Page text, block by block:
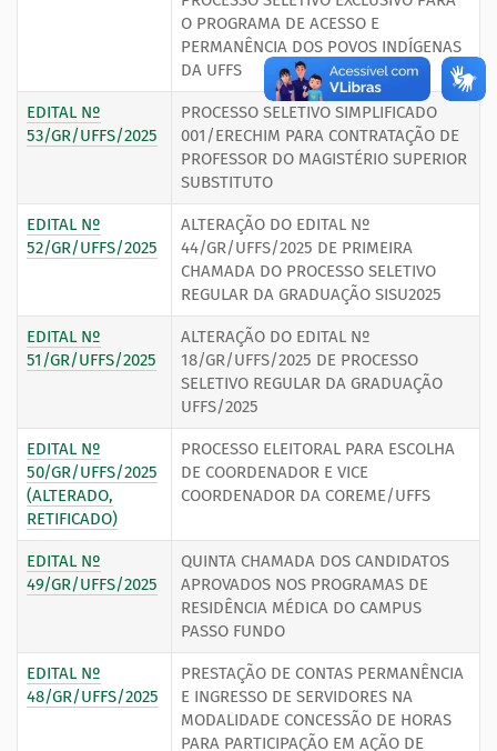
O PROGRAMA DE ACESSO E
PERMANÊNCIA DOS POVOS INDÍGENAS
DA UFFS
EDITAL Nº
53/GR/UFFS/2025
PROCESSO SELETIVO SIMPLIFICADO
001/ERECHIM PARA CONTRATAÇÃO DE
PROFESSOR DO MAGISTÉRIO SUPERIOR
SUBSTITUTO
EDITAL Nº
52/GR/UFFS/2025
ALTERAÇÃO DO EDITAL Nº
44/GR/UFFS/2025 DE PRIMEIRA
CHAMADA DO PROCESSO SELETIVO
REGULAR DA GRADUAÇÃO SISU2025
EDITAL Nº
51/GR/UFFS/2025
ALTERAÇÃO DO EDITAL Nº
18/GR/UFFS/2025 DE PROCESSO
SELETIVO REGULAR DA GRADUAÇÃO
UFFS/2025
EDITAL Nº
50/GR/UFFS/2025
(ALTERADO,
RETIFICADO)
PROCESSO ELEITORAL PARA ESCOLHA
DE COORDENADOR E VICE
COORDENADOR DA COREME/UFFS
EDITAL Nº
49/GR/UFFS/2025
QUINTA CHAMADA DOS CANDIDATOS
APROVADOS NOS PROGRAMAS DE
RESIDÊNCIA MÉDICA DO CAMPUS
PASSO FUNDO
EDITAL Nº
48/GR/UFFS/2025
PRESTAÇÃO DE CONTAS PERMANÊNCIA
E INGRESSO DE SERVIDORES NA
MODALIDADE CONCESSÃO DE HORAS
PARA PARTICIPAÇÃO EM AÇÃO DE